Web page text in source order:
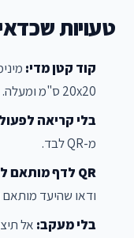
טעויות
קוד קטן מדי:
20x20 ס"מ ומעלה.
בלי קריאה
מ-QR לבד.
QR לדף מותאם לדסקטופ:
ודאו שהיעד מותאם
בלי מעקב: